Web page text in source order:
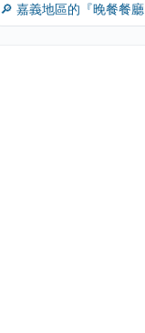
🔎 嘉義地區的『晚餐餐